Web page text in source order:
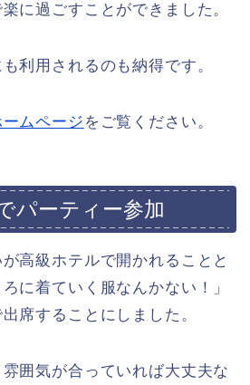
に過ごすことができました。
利用されるのも納得です。
ームページ をご覧ください。
パーティー参加
高級ホテルで開かれることと
に着ていく服なんかない！」
席することにしました。
囲気が合っていれば大丈夫な